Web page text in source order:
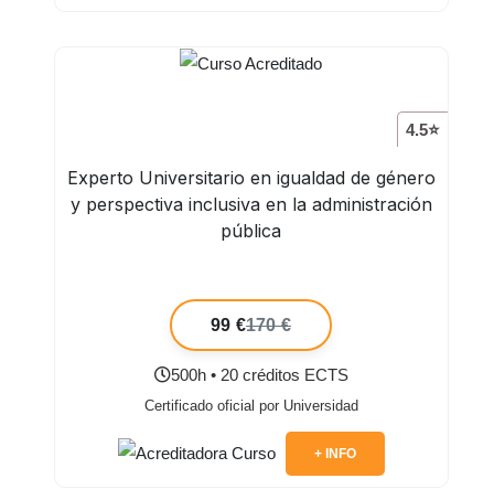
4.5⭐
Experto Universitario en igualdad de género
y perspectiva inclusiva en la administración
pública
99 €170 €
500h • 20 créditos ECTS
Certificado oficial por Universidad
+ INFO